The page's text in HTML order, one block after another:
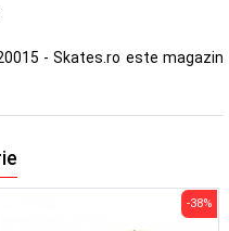
- Skates.ro este magazin
-38%